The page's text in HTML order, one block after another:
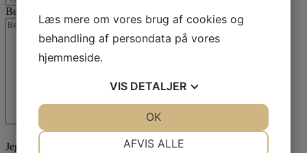
Besked
Jeg er ikke en robot
Læs mere om vores brug af cookies og
behandling af persondata på vores
hjemmeside.
VIS DETALJER
AFVIS ALLE
OK